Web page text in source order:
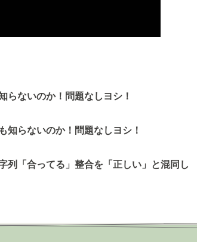
ないのか！問題なしヨシ！
らないのか！問題なしヨシ！
列「合ってる」整合を「正しい」と混同し